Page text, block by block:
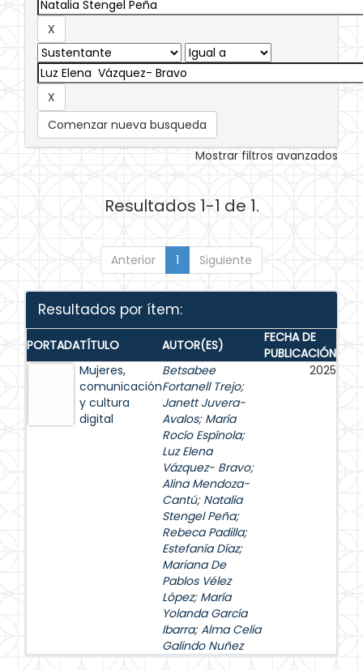
Comenzar nueva busqueda
Mostrar filtros avanzados
Resultados 1-1 de 1.
Anterior 1 Siguiente
Resultados por ítem:
PORTADATÍTULO AUTOR(ES)
FECHA DE
PUBLICACIÓN
Mujeres,
comunicación
y cultura
digital
Betsabee
Fortanell Trejo;
Janett Juvera-
Avalos; María
Rocío Espínola;
Luz Elena
Vázquez- Bravo;
Alina Mendoza-
Cantú; Natalia
Stengel Peña;
Rebeca Padilla;
Estefanía Díaz;
Mariana De
Pablos Vélez
López; María
Yolanda García
Ibarra;Alma Celia
Galindo Nuñez
2025